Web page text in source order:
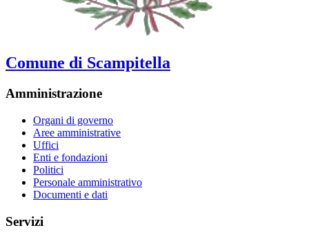
Comune di Scampitella
Amministrazione
Organi di governo
Aree amministrative
Uffici
Enti e fondazioni
Politici
Personale amministrativo
Documenti e dati
Servizi